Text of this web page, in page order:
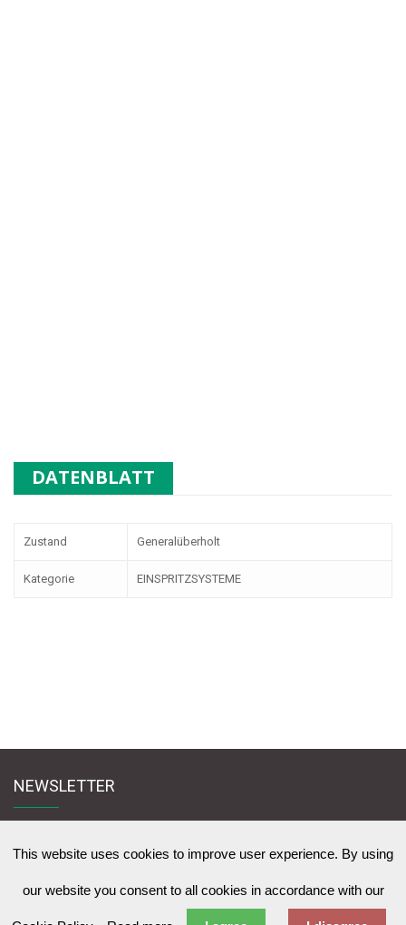
DATENBLATT
Zustand Generalüberholt
Kategorie EINSPRITZSYSTEME
NEWSLETTER
Melden Sie sich für den Newsletter an und bleiben Sie mit uns in Kontakt
This website uses cookies to improve user experience. By using
our website you consent to all cookies in accordance with our